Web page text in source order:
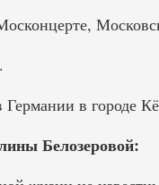
в городе
Белозеровой: